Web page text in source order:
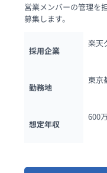
営業メンバーの管理を
募集します。
採用企業
楽天
勤務地
東京
想定年収
600